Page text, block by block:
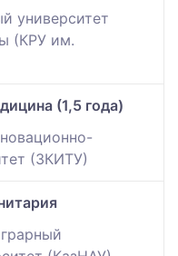
университет
(КРУ им.
(1,5 года)
(ЗКИТУ)